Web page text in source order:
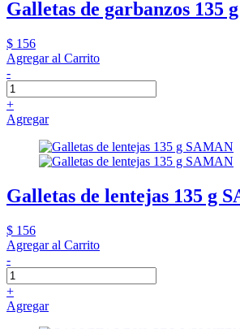
Galletas de garbanzos 135
$ 156
Agregar al Carrito
-
+
Agregar
Galletas de lentejas 135 g
$ 156
Agregar al Carrito
-
+
Agregar